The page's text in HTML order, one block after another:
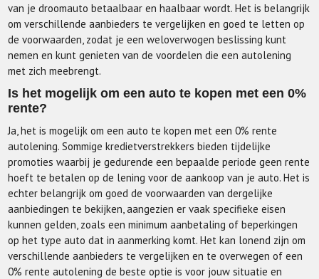
van je droomauto betaalbaar en haalbaar wordt. Het is belangrijk
om verschillende aanbieders te vergelijken en goed te letten op
de voorwaarden, zodat je een weloverwogen beslissing kunt
nemen en kunt genieten van de voordelen die een autolening
met zich meebrengt.
Is het mogelijk om een auto te kopen met een 0%
rente?
Ja, het is mogelijk om een auto te kopen met een 0% rente
autolening. Sommige kredietverstrekkers bieden tijdelijke
promoties waarbij je gedurende een bepaalde periode geen rente
hoeft te betalen op de lening voor de aankoop van je auto. Het is
echter belangrijk om goed de voorwaarden van dergelijke
aanbiedingen te bekijken, aangezien er vaak specifieke eisen
kunnen gelden, zoals een minimum aanbetaling of beperkingen
op het type auto dat in aanmerking komt. Het kan lonend zijn om
verschillende aanbieders te vergelijken en te overwegen of een
0% rente autolening de beste optie is voor jouw situatie en